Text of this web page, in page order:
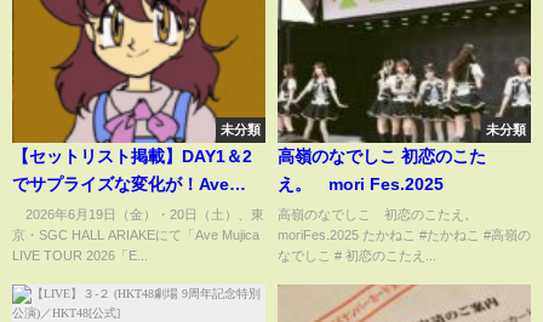
未分類
【セットリスト掲載】DAY1＆2
でサプライズな変化が！Ave
Mujica LIVE TOUR
2026「Exitus」-FINAL-ライブ
2026年6月19日（金）・20日（土）、東
京・SGC HALL ARIAKEにて「Ave Mujica
LIVE TOUR 2026「E...
未分類
高嶺のなでしこ 初恋のこた
え。 mori Fes.2025
高嶺のなでしこ 初恋のこたえ。
moriFes.2025 たかねこ #たかねこ #高嶺の
なでしこ # 初恋のこたえ...